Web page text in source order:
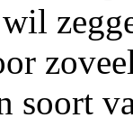
soort